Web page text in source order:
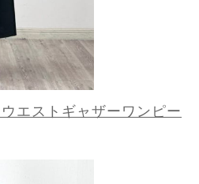
エストギャザーワンピー